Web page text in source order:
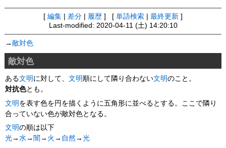
[ 編集 差分 履歴 ] [ 単語検索 最終更新 ]
Last-modified: 2020-04-11 (土) 14:20:10
→敵対色
敵対色
ある文明 に対して、文明 順にして隣り合わない文明のこと。
対抗色とも。
文明 を表す色を円を描くように五角形に並べるとする。ここで隣り
合っていない色が敵対色となる。
文明の順は以下
光→水→ 闇 → 火 → 自然 →光